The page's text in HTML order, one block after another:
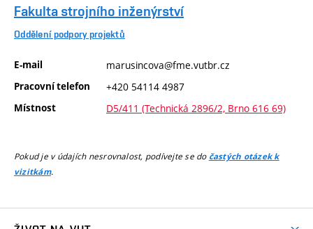
Fakulta strojního inženýrství
Oddělení podpory projektů
E-mail marusincova@fme.vutbr.cz
Pracovní telefon +420 54114 4987
Místnost D5/411 (Technická 2896/2, Brno 616 69)
Pokud je v údajích nesrovnalost, podívejte se do častých otázek k
vizitkám.